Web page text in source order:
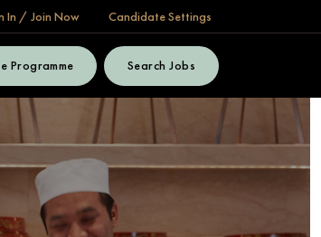
In / Join Now Candidate Settings
Programme Search Jobs